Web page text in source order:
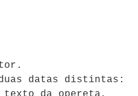
datas distintas: